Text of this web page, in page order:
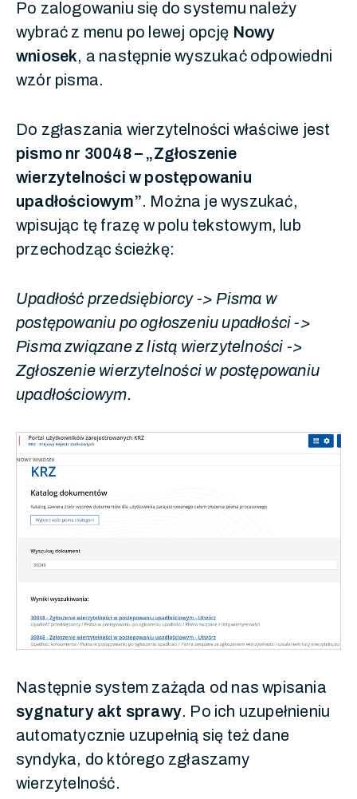
Po zalogowaniu się do systemu należy
wybrać z menu po lewej opcję Nowy
wniosek, a następnie wyszukać odpowiedni
wzór pisma.
Do zgłaszania wierzytelności właściwe jest
pismo nr 30048 – „Zgłoszenie
wierzytelności w postępowaniu
upadłościowym”. Można je wyszukać,
wpisując tę frazę w polu tekstowym, lub
przechodząc ścieżkę:
Upadłość przedsiębiorcy -> Pisma w
postępowaniu po ogłoszeniu upadłości ->
Pisma związane z listą wierzytelności ->
Zgłoszenie wierzytelności w postępowaniu
upadłościowym.
Następnie system zażąda od nas wpisania
sygnatury akt sprawy. Po ich uzupełnieniu
automatycznie uzupełnią się też dane
syndyka, do którego zgłaszamy
wierzytelność.